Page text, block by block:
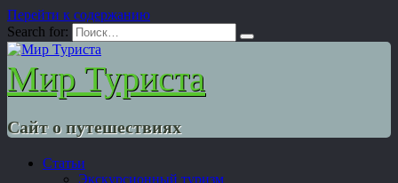
Перейти к содержанию
Search for:
Мир Туриста
Сайт о путешествиях
Статьи
Экскурсионный туризм